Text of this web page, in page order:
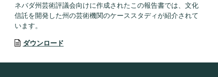
ネバダ州芸術評議会向けに作成されたこの報告書では、文化
信託を開発した州の芸術機関のケーススタディが紹介されて
います。
ダウンロード